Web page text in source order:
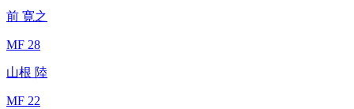
前 寛之
MF 28
山根 陸
MF 22